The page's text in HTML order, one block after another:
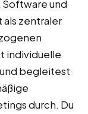
und
als zentraler
individuelle
begleitest
durch. Du